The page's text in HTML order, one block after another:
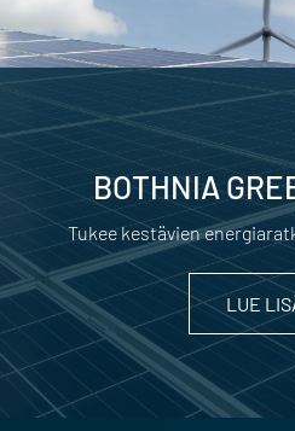
BOTHNIA
Tukee kestävien
LUE